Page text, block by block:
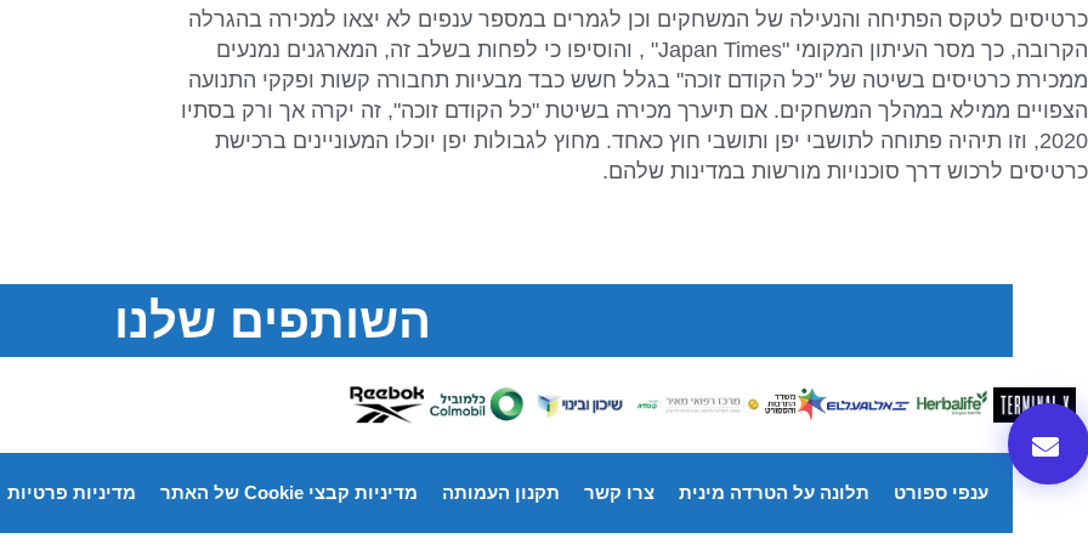
כרטיסים לטקס הפתיחה והנעילה של המשחקים וכן לגמרים במספר ענפים לא יצאו למכירה בהגרלה
הקרובה, כך מסר העיתון המקומי "Japan Times" , והוסיפו כי לפחות בשלב זה, המארגנים נמנעים
ממכירת כרטיסים בשיטה של "כל הקודם זוכה" בגלל חשש כבד מבעיות תחבורה קשות ופקקי התנועה
הצפויים ממילא במהלך המשחקים. אם תיערך מכירה בשיטת "כל הקודם זוכה", זה יקרה אך ורק בסתיו
2020, וזו תיהיה פתוחה לתושבי יפן ותושבי חוץ כאחד. מחוץ לגבולות יפן יוכלו המעוניינים ברכישת
כרטיסים לרכוש דרך סוכנויות מורשות במדינות שלהם.
השותפים שלנו
ענפי ספורט תלונה על הטרדה מינית צרו קשר תקנון העמותה מדיניות קבצי Cookie של האתר מדיניות פרטיות